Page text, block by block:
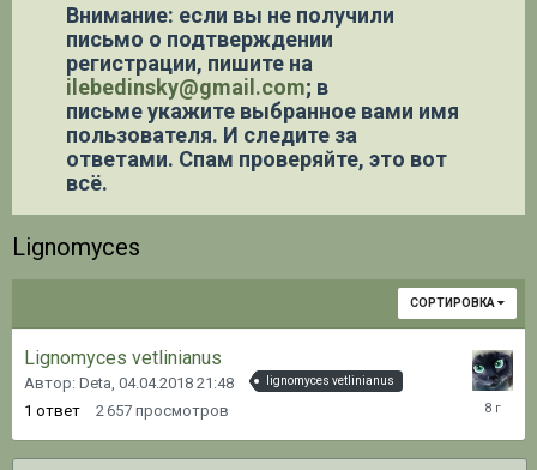
Внимание: если вы не получили
письмо о подтверждении
регистрации, пишите на
ilebedinsky@gmail.com; в
письме укажите выбранное вами имя
пользователя. И следите за
ответами. Спам проверяйте, это вот
всё.
Lignomyces
СОРТИРОВКА
Lignomyces vetlinianus
Автор: Deta, 04.04.2018 21:48 lignomyces vetlinianus
1 ответ 2 657 просмотров